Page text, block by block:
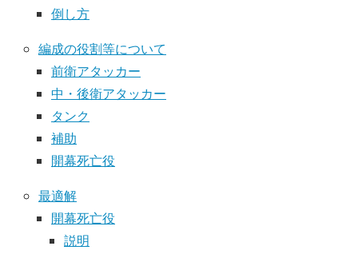
倒し方
編成の役割等について
前衛アタッカー
中・後衛アタッカー
タンク
補助
開幕死亡役
最適解
開幕死亡役
説明